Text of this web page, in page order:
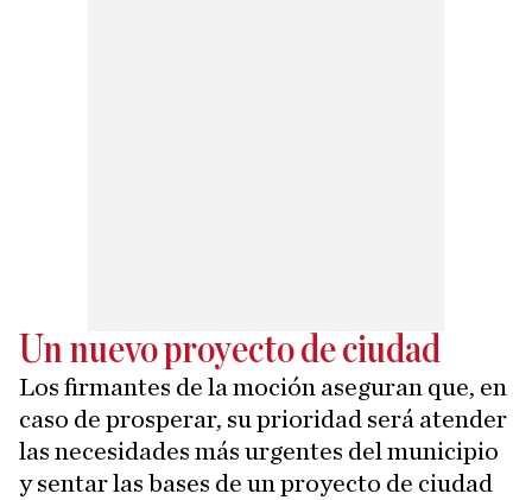
Un nuevo proyecto de ciudad
Los firmantes de la moción aseguran que, en
caso de prosperar, su prioridad será atender
las necesidades más urgentes del municipio
y sentar las bases de un proyecto de ciudad